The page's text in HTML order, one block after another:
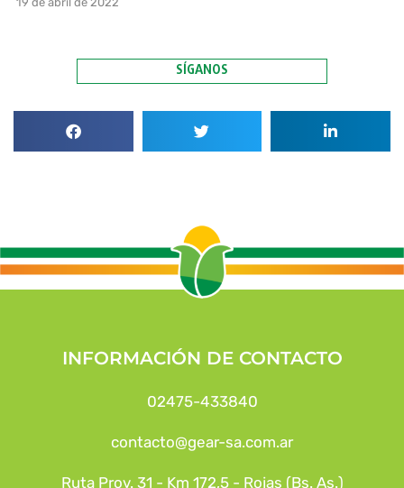
SÍGANOS
INFORMACIÓN DE CONTACTO
02475-433840
contacto@gear-sa.com.ar
Ruta Prov. 31 - Km 172,5 - Rojas (Bs. As.)